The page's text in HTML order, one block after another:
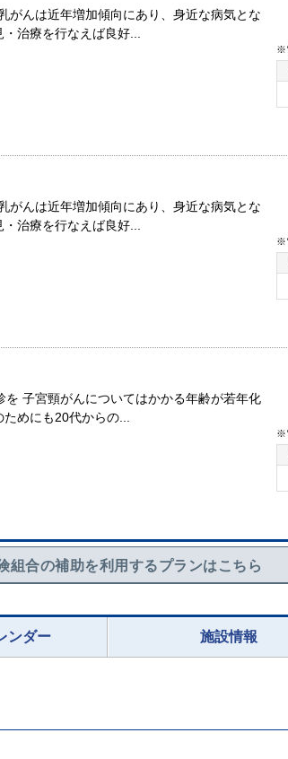
がんは近年増加傾向にあり、身近な病気とな
治療を行なえば良好...
※
がんは近年増加傾向にあり、身近な病気とな
治療を行なえば良好...
※
を 子宮頸がんについてはかかる年齢が若年化
めにも20代からの...
※
組合の補助を利用するプランはこちら
ンダー 施設情報